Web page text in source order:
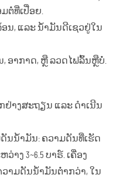
ຕໍ່ທີ່ເປື່ອຍ.
ນ, ແລະ ນ້ຳມັນດີເຊວຢູ່ໃນ
ອາກາດ, ຫຼື ລວດໄຟລົ້ນຫຼືບໍ່.
ຢ່າງສະຖຽນ ແລະ ດຳເນີນ
ນນ້ຳມັນ: ຄວາມດັນທີ່ເຮັດ
ງ 3~6.5 ບາຣ໌. ເຄື່ອງ
າມດັນນ້ຳມັນຕ່ຳກວ່າ, ໃນ